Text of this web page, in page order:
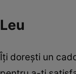
Leu
Îţi doreşti un